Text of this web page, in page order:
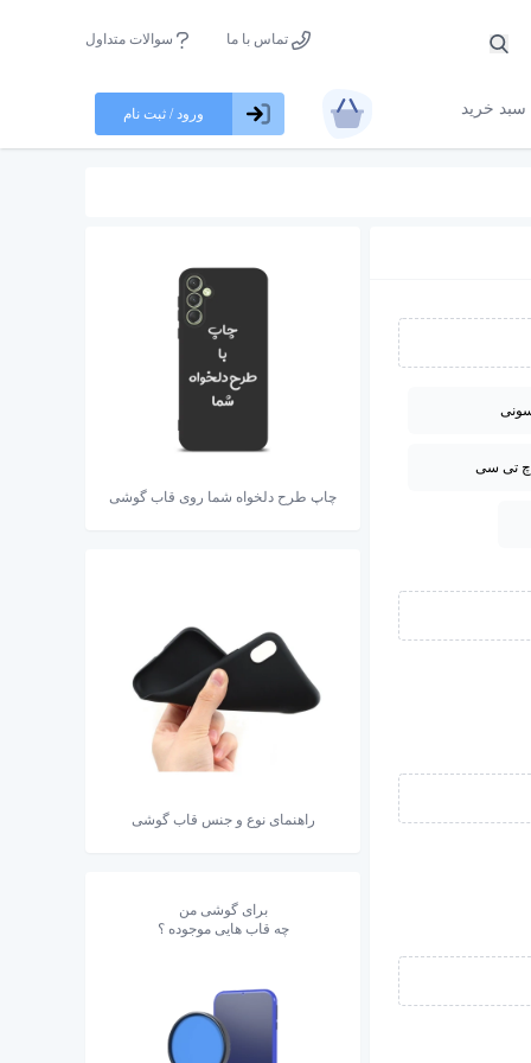
تماس با ما سوالات متداول
سبد خرید ورود / ثبت نام
تی سی
چاپ طرح دلخواه شما روی قاب گوشی
راهنمای نوع و جنس قاب گوشی
برای گوشی من
چه قاب هایی موجوده ؟